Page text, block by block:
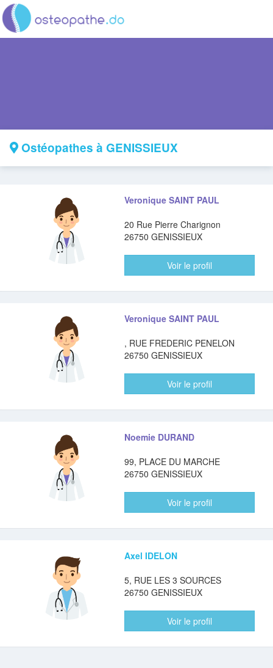
Ostéopathes à GENISSIEUX
Veronique SAINT PAUL
20 Rue Pierre Charignon
26750 GENISSIEUX
Voir le profil
Veronique SAINT PAUL
, RUE FREDERIC PENELON
26750 GENISSIEUX
Voir le profil
Noemie DURAND
99, PLACE DU MARCHE
26750 GENISSIEUX
Voir le profil
Axel IDELON
5, RUE LES 3 SOURCES
26750 GENISSIEUX
Voir le profil